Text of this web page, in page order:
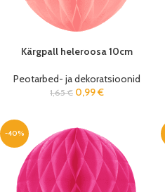
Kärgpall heleroosa 10cm
Peotarbed- ja dekoratsioonid
1,65€ 0,99€
-40%